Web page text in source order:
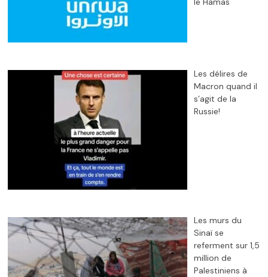
Les délires de
Macron quand il
s’agit de la
Russie!
Les murs du
Sinaï se
referment sur 1,5
million de
Palestiniens à